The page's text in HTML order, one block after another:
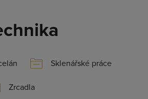
Sklenářské práce
Zrcadla